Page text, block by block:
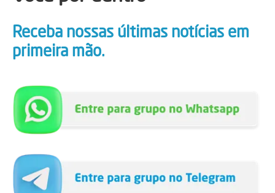
Receba nossas últimas notícias em
primeira mão.